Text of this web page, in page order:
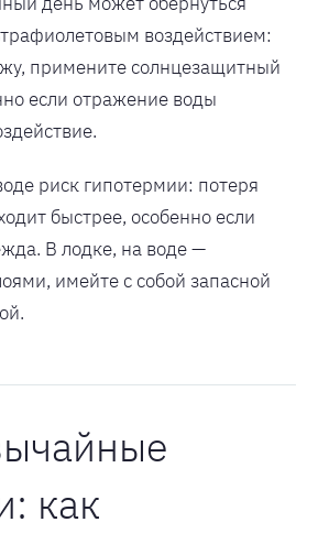
воздействием:
примените солнцезащитный
если отражение воды
риск гипотермии: потеря
быстрее, особенно если
В лодке, на воде —
имейте с собой запасной
как